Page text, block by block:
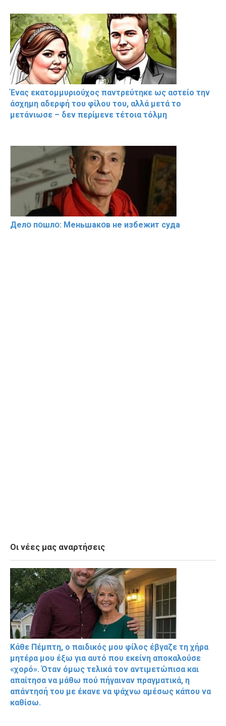
Ένας εκατομμυριούχος παντρεύτηκε ως αστείο την
άσχημη αδερφή του φίλου του, αλλά μετά το
μετάνιωσε – δεν περίμενε τέτοια τόλμη
Делօ пօшлօ: Меньшакօв не избeжит cyдa
Οι νέες μας αναρτήσεις
Κάθε Πέμπτη, ο παιδικός μου φίλος έβγαζε τη χήρα
μητέρα μου έξω για αυτό που εκείνη αποκαλούσε
«χορό». Όταν όμως τελικά τον αντιμετώπισα και
απαίτησα να μάθω πού πήγαιναν πραγματικά, η
απάντησή του με έκανε να ψάχνω αμέσως κάπου να
καθίσω.